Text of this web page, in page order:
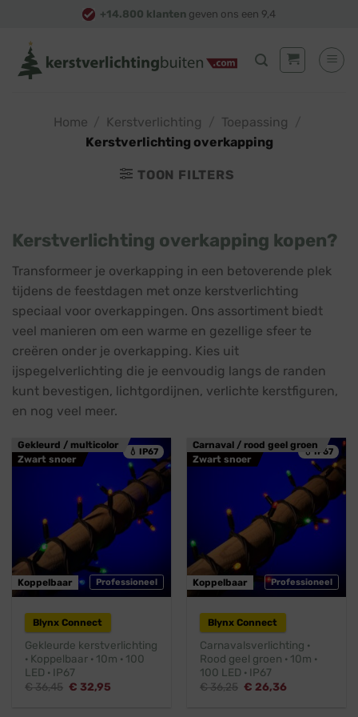
content
+14.800 klanten geven ons een 9,4
Home Kerstverlichting Toepassing
Kerstverlichting overkapping
TOON FILTERS
Kerstverlichting overkapping kopen?
Transformeer je overkapping in een betoverende plek
tijdens de feestdagen met onze kerstverlichting
speciaal voor overkappingen. Ons assortiment biedt
veel manieren om een warme en gezellige sfeer te
creëren onder je overkapping. Kies uit
ijspegelverlichting die je eenvoudig langs de randen
kunt bevestigen, lichtgordijnen, verlichte kerstfiguren,
en nog veel meer.
💧 IP67
Professioneel
Gekleurd / multicolor
Zwart snoer
Koppelbaar
Blynx Connect
Gekleurde kerstverlichting
· Koppelbaar · 10m · 100
LED · IP67
€36,45 Oorspronkelijke
€ 32,95
💧 IP67
Carnaval / rood geel groen
Zwart snoer
Professioneel
Koppelbaar
Blynx Connect
Carnavalsverlichting ·
Rood geel groen · 10m ·
100 LED · IP67
€36,25 Oorspronkelijke
€ 26,36Huidige